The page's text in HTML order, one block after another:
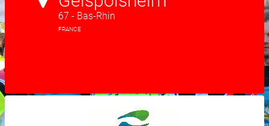
67 - Bas-Rhin
FRANCE